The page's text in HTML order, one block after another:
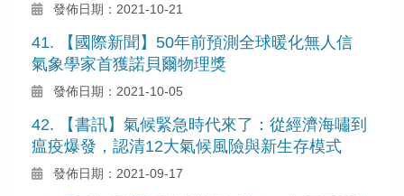
發佈日期：2021-10-21
41. 【國際新聞】50年前預測全球暖化無人信
氣象學家首獲諾貝爾物理獎
發佈日期：2021-10-05
42. 【書訊】氣候緊急時代來了：從經濟海嘯到
瘟疫爆發，認清12大氣候風險與新生存模式
發佈日期：2021-09-17